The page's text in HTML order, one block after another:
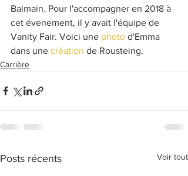
Balmain. Pour l'accompagner en 2018 à
cet évenement, il y avait l'équipe de
Vanity Fair. Voici une photo d'Emma
dans une création de Rousteing.
Carrière
Posts récents Voir tout